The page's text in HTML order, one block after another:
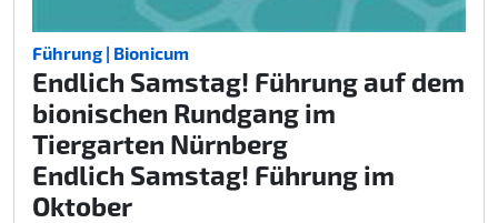
Führung | Bionicum
Endlich Samstag! Führung auf dem
bionischen Rundgang im
Tiergarten Nürnberg
Endlich Samstag! Führung im
Oktober